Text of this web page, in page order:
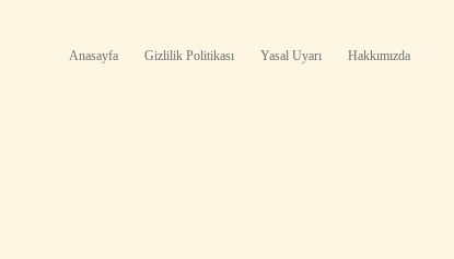
Anasayfa Gizlilik Politikası Yasal Uyarı Hakkımızda